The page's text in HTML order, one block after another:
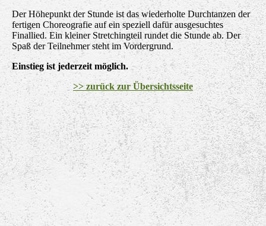
Der Höhepunkt der Stunde ist das wiederholte Durchtanzen der
fertigen Choreografie auf ein speziell dafür ausgesuchtes
Finallied. Ein kleiner Stretchingteil rundet die Stunde ab. Der
Spaß der Teilnehmer steht im Vordergrund.
Einstieg ist jederzeit möglich.
>> zurück zur Übersichtsseite